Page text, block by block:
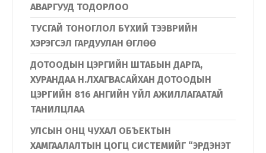
АВАРГУУД ТОДОРЛОО
ТУСГАЙ ТОНОГЛОЛ БҮХИЙ ТЭЭВРИЙН
ХЭРЭГСЭЛ ГАРДУУЛАН ӨГЛӨӨ
ДОТООДЫН ЦЭРГИЙН ШТАБЫН ДАРГА,
ХУРАНДАА Н.ЛХАГВАСАЙХАН ДОТООДЫН
ЦЭРГИЙН 816 АНГИЙН ҮЙЛ АЖИЛЛАГААТАЙ
ТАНИЛЦЛАА
УЛСЫН ОНЦ ЧУХАЛ ОБЪЕКТЫН
ХАМГААЛАЛТЫН ЦОГЦ СИСТЕМИЙГ “ЭРДЭНЭТ